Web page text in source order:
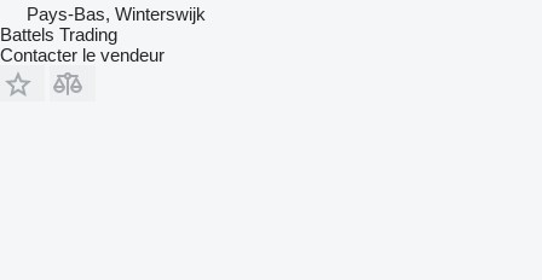
Pays-Bas, Winterswijk
Battels Trading
Contacter le vendeur